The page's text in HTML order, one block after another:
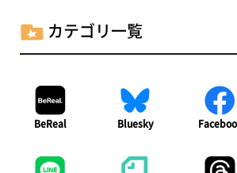
カテゴリ一覧
BeReal Bluesky